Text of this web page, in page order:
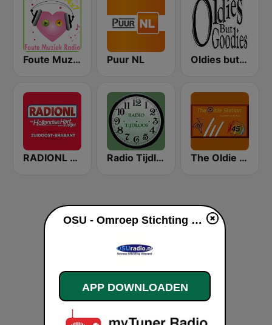
Foute Muziek Radio Puur NL Oldies but Goodies
RADIONL Editie Zuidoost-Brabant Radio Tijdloos The Oldie Station
OSU - Omroep Stichting Uitgeest live luisteren
APP DOWNLOADEN